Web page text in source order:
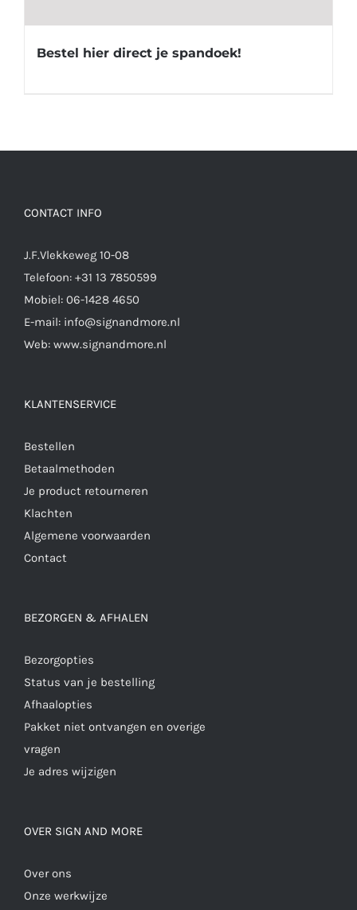
Bestel hier direct je spandoek!
CONTACT INFO
J.F.Vlekkeweg 10-08
Telefoon: +31 13 7850599
Mobiel: 06-1428 4650
E-mail: info@signandmore.nl
Web: www.signandmore.nl
KLANTENSERVICE
Bestellen
Betaalmethoden
Je product retourneren
Klachten
Algemene voorwaarden
Contact
BEZORGEN & AFHALEN
Bezorgopties
Status van je bestelling
Afhaalopties
Pakket niet ontvangen en overige
vragen
Je adres wijzigen
OVER SIGN AND MORE
Over ons
Onze werkwijze